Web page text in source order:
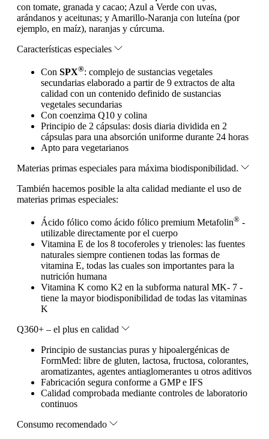
con tomate, granada y cacao; Azul a Verde con uvas,
arándanos y aceitunas; y Amarillo-Naranja con luteína (por
ejemplo, en maíz), naranjas y cúrcuma.
Características especiales
Con SPX®: complejo de sustancias vegetales
secundarias elaborado a partir de 9 extractos de alta
calidad con un contenido definido de sustancias
vegetales secundarias
Con coenzima Q10 y colina
Principio de 2 cápsulas: dosis diaria dividida en 2
cápsulas para una absorción uniforme durante 24 horas
Apto para vegetarianos
Materias primas especiales para máxima biodisponibilidad.
También hacemos posible la alta calidad mediante el uso de
materias primas especiales:
Ácido fólico como ácido fólico premium Metafolin® -
utilizable directamente por el cuerpo
Vitamina E de los 8 tocoferoles y trienoles: las fuentes
naturales siempre contienen todas las formas de
vitamina E, todas las cuales son importantes para la
nutrición humana
Vitamina K como K2 en la subforma natural MK- 7 -
tiene la mayor biodisponibilidad de todas las vitaminas
K
Q360+ – el plus en calidad
Principio de sustancias puras y hipoalergénicas de
FormMed: libre de gluten, lactosa, fructosa, colorantes,
aromatizantes, agentes antiaglomerantes u otros aditivos
Fabricación segura conforme a GMP e IFS
Calidad comprobada mediante controles de laboratorio
continuos
Consumo recomendado